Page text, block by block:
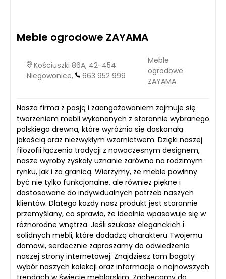
Meble ogrodowe ZAYAMA
Kościuszki 86A, 42-454
Niegowonice,
663 952 999
Meble
ogrodowe
ZAYAMA
Nasza firma z pasją i zaangażowaniem zajmuje się
tworzeniem mebli wykonanych z starannie wybranego
polskiego drewna, które wyróżnia się doskonałą
jakością oraz niezwykłym wzornictwem. Dzięki naszej
filozofii łączenia tradycji z nowoczesnym designem,
nasze wyroby zyskały uznanie zarówno na rodzimym
rynku, jak i za granicą. Wierzymy, że meble powinny
być nie tylko funkcjonalne, ale również piękne i
dostosowane do indywidualnych potrzeb naszych
klientów. Dlatego każdy nasz produkt jest starannie
przemyślany, co sprawia, że idealnie wpasowuje się w
różnorodne wnętrza. Jeśli szukasz eleganckich i
solidnych mebli, które dodadzą charakteru Twojemu
domowi, serdecznie zapraszamy do odwiedzenia
naszej strony internetowej. Znajdziesz tam bogaty
wybór naszych kolekcji oraz informacje o najnowszych